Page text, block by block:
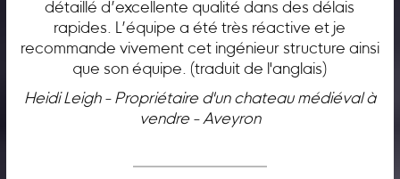
détaillé d’excellente qualité dans des délais
rapides. L’équipe a été très réactive et je
recommande vivement cet ingénieur structure ainsi
que son équipe. (traduit de l'anglais)
Heidi Leigh - Propriétaire d'un chateau médiéval à
vendre - Aveyron